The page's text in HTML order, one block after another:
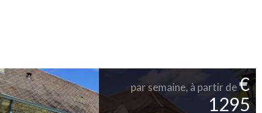
par semaine, à partir de€
1295